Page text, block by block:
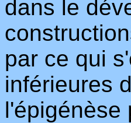
dans le
par ce qui
inférieures
l'épigénèse